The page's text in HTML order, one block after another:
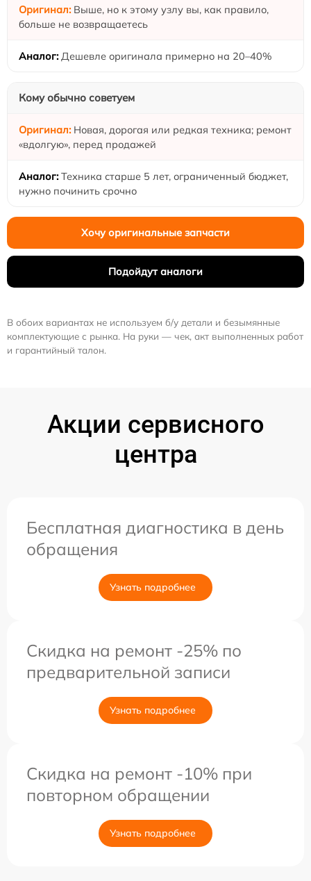
Выше, но к этому узлу вы, как правило,
больше не возвращаетесь
Дешевле оригинала примерно на 20–40%
Кому обычно советуем
Новая, дорогая или редкая техника; ремонт
«вдолгую», перед продажей
Техника старше 5 лет, ограниченный бюджет,
нужно починить срочно
Хочу оригинальные запчасти
Подойдут аналоги
В обоих вариантах не используем б/у детали и безымянные
комплектующие с рынка. На руки — чек, акт выполненных работ
и гарантийный талон.
Акции сервисного
центра
Бесплатная диагностика в день
обращения
Узнать подробнее
Скидка на ремонт -25% по
предварительной записи
Узнать подробнее
Скидка на ремонт -10% при
повторном обращении
Узнать подробнее